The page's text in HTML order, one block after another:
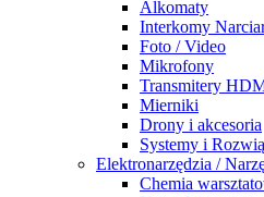
Alkomaty
Interkomy
Foto / Video
Mikrofony
Transmitery
Mierniki
Drony i akcesoria
Systemy i
Elektronarzędzia /
Chemia